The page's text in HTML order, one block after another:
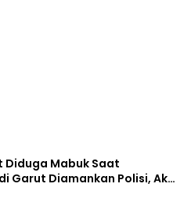
Diduga Mabuk Saat
Garut Diamankan Polisi, Aksi
Pengguna Jalan